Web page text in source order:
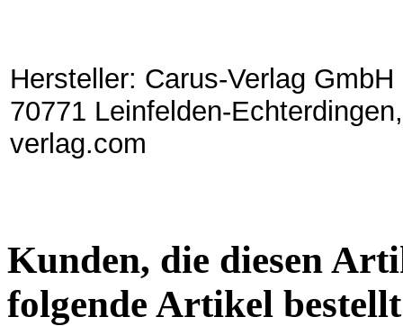
Hersteller: Carus-Verlag
70771 Leinfelden-
verlag.com
Kunden, die diesen
folgende Artikel